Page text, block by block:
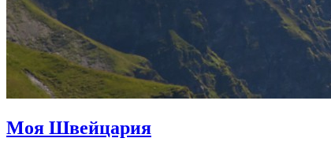
Моя Швейцария